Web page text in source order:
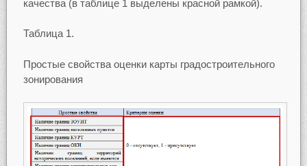
качества (в таблице 1 выделены красной рамкой).
Таблица 1.
Простые свойства оценки карты градостроительного
зонирования